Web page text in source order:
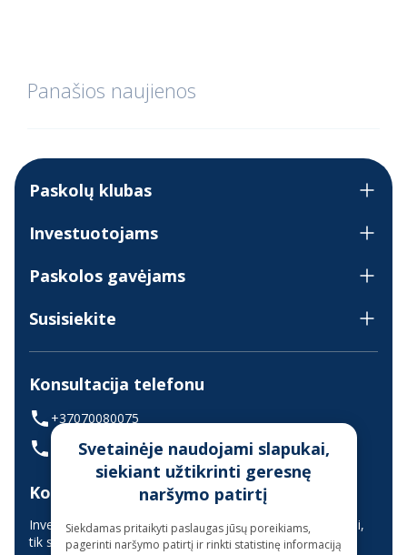
Panašios naujienos
Paskolų klubas
Investuotojams
Paskolos gavėjams
Susisiekite
Konsultacija telefonu
+37070080075
(skambinant iš užsienio +37068700300)
Konsultavimas gyvai
Investuotojų aptarnavimas vyksta nuotoliniu būdu (gyvai,
tik suderinus laiką iš anksto)
Svetainėje naudojami slapukai,
siekiant užtikrinti geresnę
naršymo patirtį
Siekdamas pritaikyti paslaugas jūsų poreikiams,
pagerinti naršymo patirtį ir rinkti statistinę informaciją